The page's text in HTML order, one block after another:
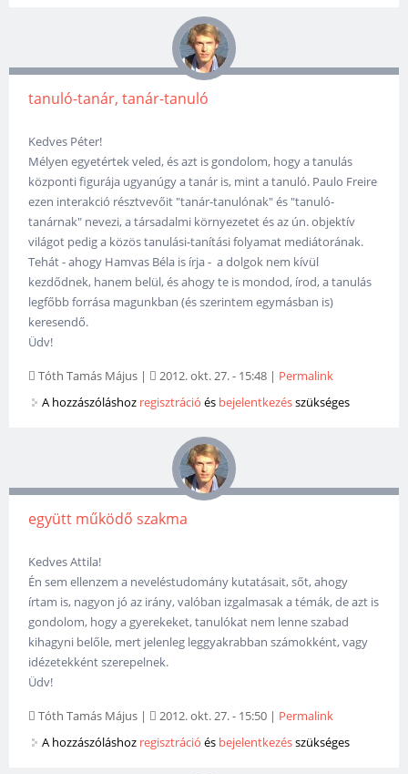
tanuló-tanár, tanár-tanuló
Kedves Péter!
Mélyen egyetértek veled, és azt is gondolom, hogy a tanulás
központi figurája ugyanúgy a tanár is, mint a tanuló. Paulo Freire
ezen interakció résztvevőit "tanár-tanulónak" és "tanuló-
tanárnak" nevezi, a társadalmi környezetet és az ún. objektív
világot pedig a közös tanulási-tanítási folyamat mediátorának.
Tehát - ahogy Hamvas Béla is írja - a dolgok nem kívül
kezdődnek, hanem belül, és ahogy te is mondod, írod, a tanulás
legfőbb forrása magunkban (és szerintem egymásban is)
keresendő.
Üdv!
Tóth Tamás Május | 2012. okt. 27. - 15:48 | Permalink
A hozzászóláshoz regisztráció és bejelentkezésszükséges
együtt működő szakma
Kedves Attila!
Én sem ellenzem a neveléstudomány kutatásait, sőt, ahogy
írtam is, nagyon jó az irány, valóban izgalmasak a témák, de azt is
gondolom, hogy a gyerekeket, tanulókat nem lenne szabad
kihagyni belőle, mert jelenleg leggyakrabban számokként, vagy
idézetekként szerepelnek.
Üdv!
Tóth Tamás Május | 2012. okt. 27. - 15:50 | Permalink
A hozzászóláshoz regisztráció és bejelentkezésszükséges